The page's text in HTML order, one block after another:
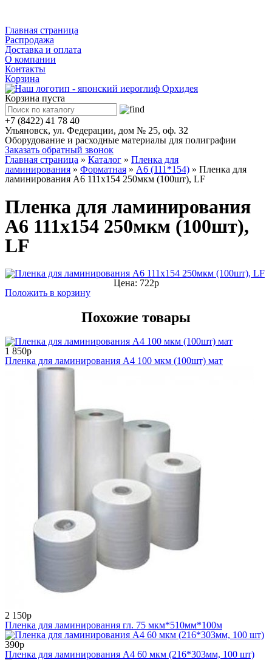
Главная страница
Распродажа
Доставка и оплата
О компании
Контакты
Корзина
Корзина пуста
+7 (8422) 41 78 40
Ульяновск, ул. Федерации, дом № 25, оф. 32
Оборудование и расходные материалы для полиграфии
Заказать обратный звонок
Главная страница » Каталог » Пленка для
ламинирования » Форматная » А6 (111*154) » Пленка для
ламинирования А6 111х154 250мкм (100шт), LF
Пленка для ламинирования
А6 111х154 250мкм (100шт),
LF
Цена: 722р
Положить в корзину
Похожие товары
1 850р
Пленка для ламинирования А4 100 мкм (100шт) мат
2 150р
Пленка для ламинирования гл. 75 мкм*510мм*100м
390р
Пленка для ламинирования А4 60 мкм (216*303мм, 100 шт)